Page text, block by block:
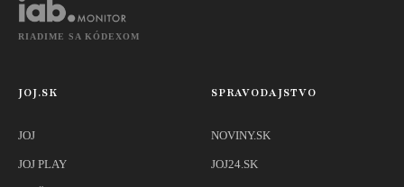
RIADIME SA KÓDEXOM
JOJ.SK
JOJ
JOJ PLAY
SPRAVODAJSTVO
NOVINY.SK
JOJ24.SK